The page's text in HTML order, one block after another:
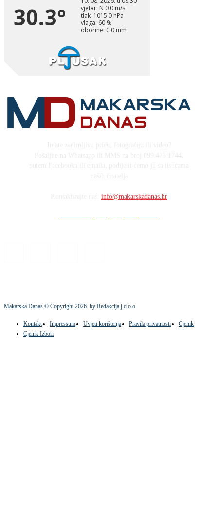
info@makarskadanas.hr
Makarska Danas © Copyright2026. by Redakcija j.d.o.o.
Kontakt Impressum Uvjeti korištenja Pravila privatnosti
Cjenik
Cjenik Izbori